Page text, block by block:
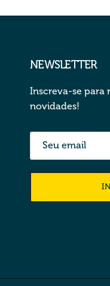
NEWSLETTER
Inscreva-se para
novidades!